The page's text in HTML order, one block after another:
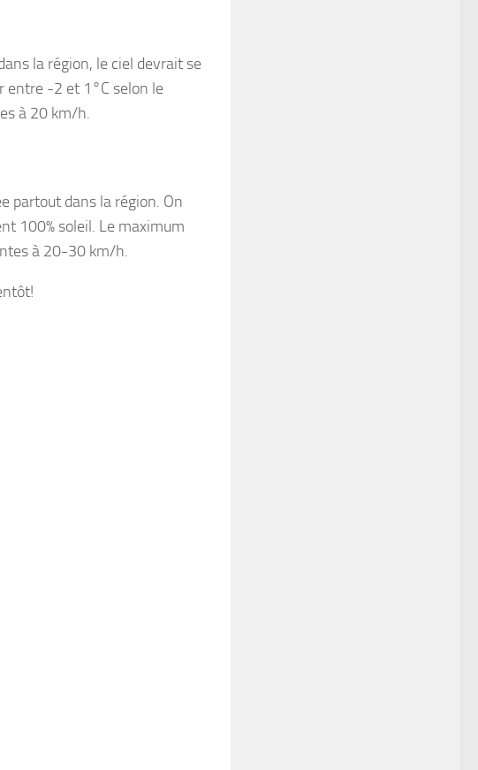
la région, le ciel devrait se
entre -2 et 1°C selon le
à 20 km/h.
partout dans la région. On
100% soleil. Le maximum
à 20-30 km/h.